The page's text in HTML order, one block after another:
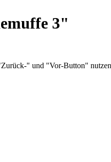
3"
" und "Vor-Button"